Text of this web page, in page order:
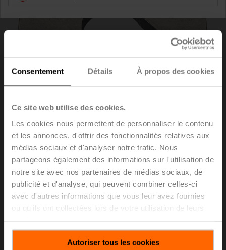
Consentement Détails À propos des cookies
Ce site web utilise des cookies.
Les cookies nous permettent de personnaliser le contenu
et les annonces, d'offrir des fonctionnalités relatives aux
médias sociaux et d'analyser notre trafic. Nous
partageons également des informations sur l'utilisation de
notre site avec nos partenaires de médias sociaux, de
publicité et d'analyse, qui peuvent combiner celles-ci
avec d'autres informations que vous leur avez fournies
Autoriser tous les cookies
ZNV-205
Kit d’adaptateur Danfoss
Ajouter au
panier
Ajouter à la liste